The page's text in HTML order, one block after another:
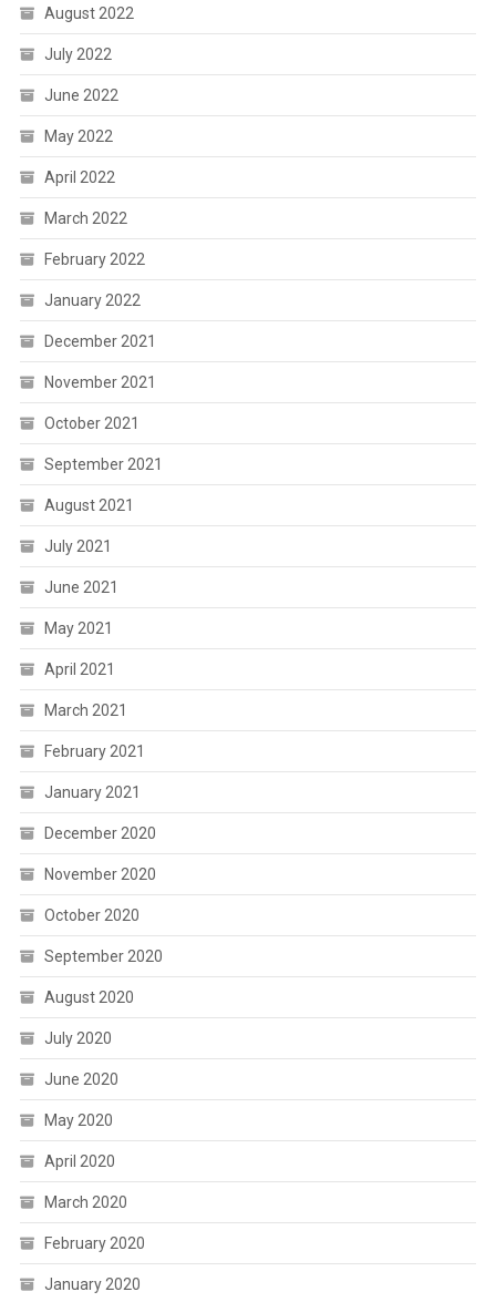
August 2022
July 2022
June 2022
May 2022
April 2022
March 2022
February 2022
January 2022
December 2021
November 2021
October 2021
September 2021
August 2021
July 2021
June 2021
May 2021
April 2021
March 2021
February 2021
January 2021
December 2020
November 2020
October 2020
September 2020
August 2020
July 2020
June 2020
May 2020
April 2020
March 2020
February 2020
January 2020